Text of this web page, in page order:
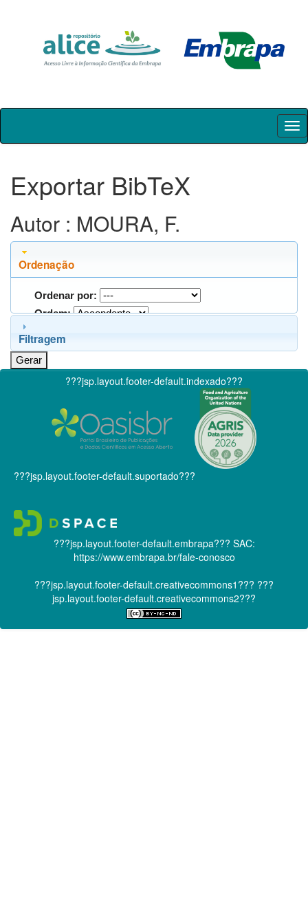
Skip
Exportar BibTeX
Autor : MOURA, F.
Ordenação
Ordenar por:
Ordem:
Filtragem
???jsp.layout.footer-default.indexado???
???jsp.layout.footer-default.suportado???
???jsp.layout.footer-default.embrapa??? SAC:
https://www.embrapa.br/fale-conosco
???jsp.layout.footer-default.creativecommons1??? ???
jsp.layout.footer-default.creativecommons2???